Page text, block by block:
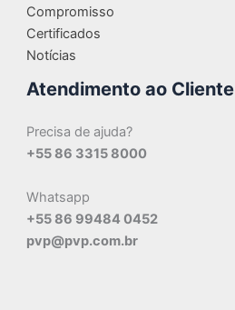
Compromisso
Certificados
Notícias
Atendimento ao Cliente
Precisa de ajuda?
+55 86 3315 8000
Whatsapp
+55 86 99484 0452
pvp@pvp.com.br